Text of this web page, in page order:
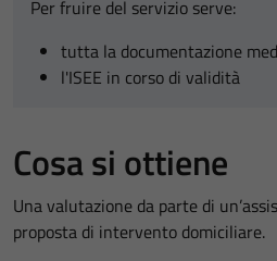
Per fruire del servizio serve:
tutta la documentazione
l'ISEE in corso di validità
Cosa si ottiene
Una valutazione da parte di
proposta di intervento domiciliare.